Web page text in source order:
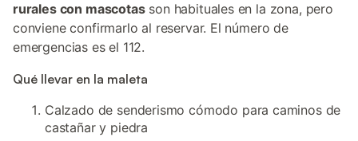
rurales con mascotasson habituales en la zona, pero
conviene confirmarlo al reservar. El número de
emergencias es el 112.
Qué llevar en la maleta
Calzado de senderismo cómodo para caminos de
castañar y piedra